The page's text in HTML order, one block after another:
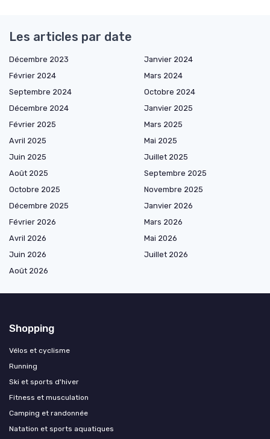
Les articles par date
Décembre 2023
Janvier 2024
Février 2024
Mars 2024
Septembre 2024
Octobre 2024
Décembre 2024
Janvier 2025
Février 2025
Mars 2025
Avril 2025
Mai 2025
Juin 2025
Juillet 2025
Août 2025
Septembre 2025
Octobre 2025
Novembre 2025
Décembre 2025
Janvier 2026
Février 2026
Mars 2026
Avril 2026
Mai 2026
Juin 2026
Juillet 2026
Août 2026
Shopping
Vélos et cyclisme
Running
Ski et sports d'hiver
Fitness et musculation
Camping et randonnée
Natation et sports aquatiques